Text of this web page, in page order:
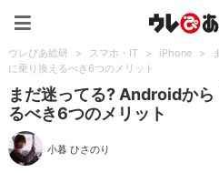
ウレぴあ総研 > スマホ・IT > iPhone >
に乗り換えるべき6つのメリット
まだ迷ってる? Androidか
るべき6つのメリット
小暮 ひさのり